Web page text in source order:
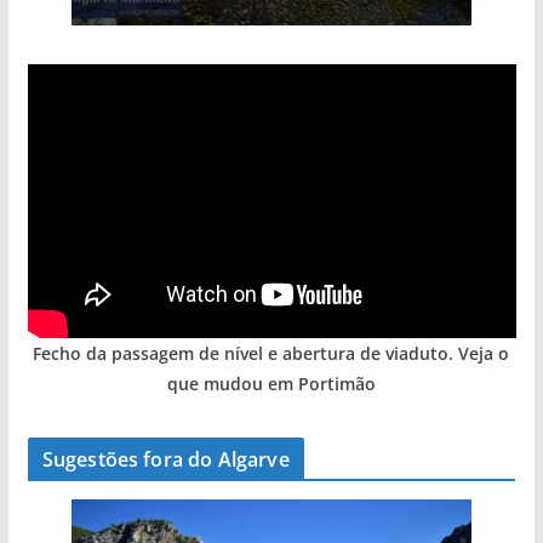
Fecho da passagem de nível e abertura de viaduto. Veja o
que mudou em Portimão
Sugestões fora do Algarve